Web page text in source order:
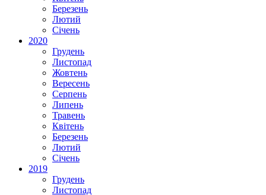
Березень
Лютий
Січень
2020
Грудень
Листопад
Жовтень
Вересень
Серпень
Липень
Травень
Квітень
Березень
Лютий
Січень
2019
Грудень
Листопад